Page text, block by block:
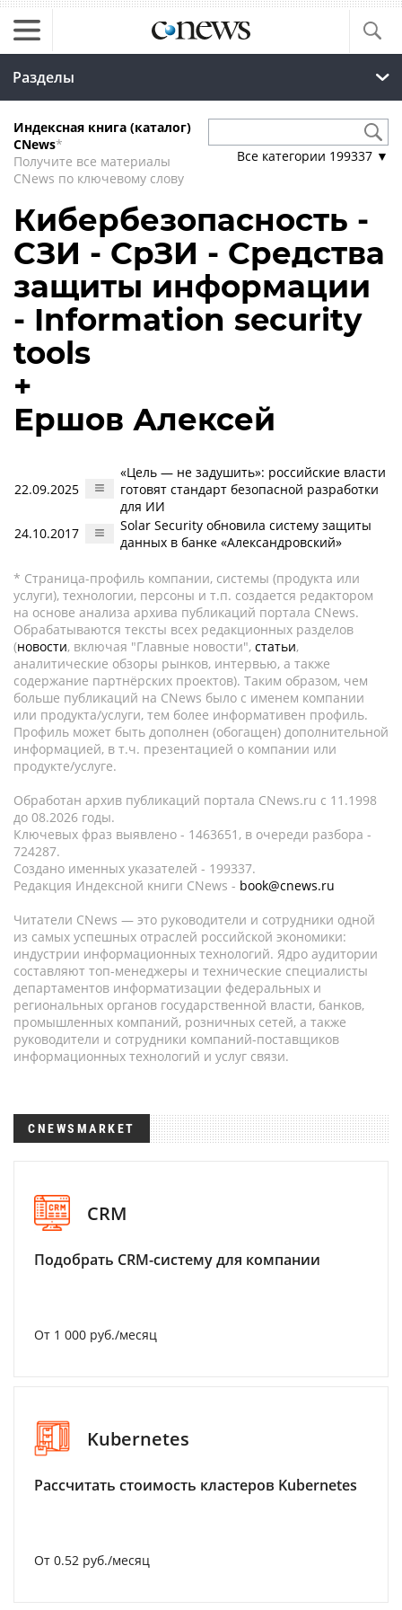
Разделы
Индексная книга (каталог)
CNews*
Получите все материалы
CNews по ключевому слову
Все категории 199337 ▼
Кибербезопасность -
СЗИ - СрЗИ - Средства
защиты информации
- Information security
tools
+
Ершов Алексей
22.09.2025
«Цель — не задушить»: российские власти
готовят стандарт безопасной разработки
для ИИ
24.10.2017
Solar Security обновила систему защиты
данных в банке «Александровский»
* Страница-профиль компании, системы (продукта или
услуги), технологии, персоны и т.п. создается редактором
на основе анализа архива публикаций портала CNews.
Обрабатываются тексты всех редакционных разделов
(новости, включая "Главные новости", статьи,
аналитические обзоры рынков, интервью, а также
содержание партнёрских проектов). Таким образом, чем
больше публикаций на CNews было с именем компании
или продукта/услуги, тем более информативен профиль.
Профиль может быть дополнен (обогащен) дополнительной
информацией, в т.ч. презентацией о компании или
продукте/услуге.
Обработан архив публикаций портала CNews.ru c 11.1998
до 08.2026 годы.
Ключевых фраз выявлено - 1463651, в очереди разбора -
724287.
Создано именных указателей - 199337.
Редакция Индексной книги CNews - book@cnews.ru
Читатели CNews — это руководители и сотрудники одной
из самых успешных отраслей российской экономики:
индустрии информационных технологий. Ядро аудитории
составляют топ-менеджеры и технические специалисты
департаментов информатизации федеральных и
региональных органов государственной власти, банков,
промышленных компаний, розничных сетей, а также
руководители и сотрудники компаний-поставщиков
информационных технологий и услуг связи.
CNEWSMARKET
CRM
Подобрать CRM-систему для компании
От 1 000 руб./месяц
Kubernetes
Рассчитать стоимость кластеров Kubernetes
От 0.52 руб./месяц